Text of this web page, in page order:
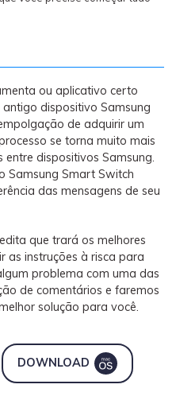
ou aplicativo certo
dispositivo Samsung
de adquirir um
se torna muito mais
dispositivos Samsung.
Samsung Smart Switch
das mensagens de seu
que trará os melhores
as instruções à risca para
problema com uma das
de comentários e faremos
solução para você.
DOWNLOAD